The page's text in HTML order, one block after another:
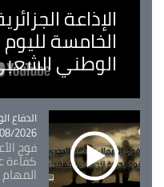
الإذاعة
الخامسة
الوطني الشعبي
Catégorie
الدفاع
2026 - 12:10
فوج
كفاءة
المهام